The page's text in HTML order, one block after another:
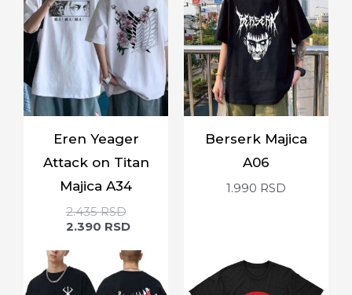
Eren Yeager
Attack on Titan
Majica A34
2.435RSD
2.390 RSD
Berserk Majica
A06
1.990 RSD